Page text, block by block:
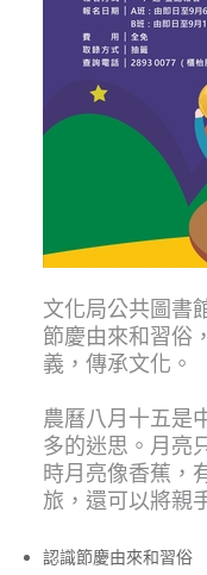
文化局公共圖書
節慶由來和習俗
義，傳承文化。
農曆八月十五是
多的迷思。月亮
時月亮像香蕉，
旅，還可以將親
認識節慶由來和習俗